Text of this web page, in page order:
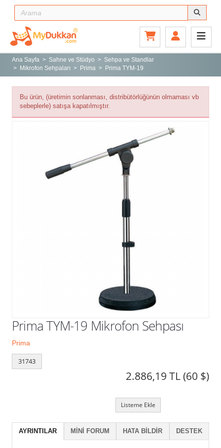
Ana Sayfa
Gitar ve Ekipmanları
Sahne ve Stüdyo
Aksesuarlar
Tuşlu Çalgılar
Türk Müziği Enstrümanları
Ana Sayfa Sahne ve Stüdyo
Sehpa ve Standlar
Mikrofon Sehpaları
Prima Prima TYM-19
Bu ürün, (üretimin sonlanması, distribütörlüğünün olmaması vb
sebeplerle) satışa kapatılmıştır.
Prima TYM-19 Mikrofon Sehpası
Prima
31743
2.886,19 TL(60 $)
Listeme Ekle
AYRINTILAR MINI FORUM HATA BILDIR DESTEK